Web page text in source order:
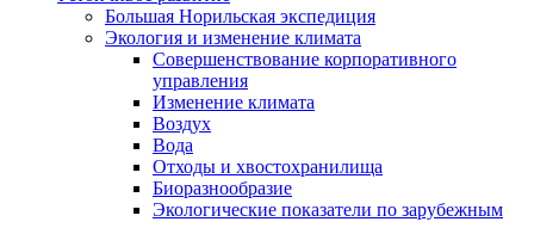
Большая Норильская экспедиция
Экология и изменение климата
Совершенствование корпоративного
управления
Изменение климата
Воздух
Вода
Отходы и хвостохранилища
Биоразнообразие
Экологические показатели по зарубежным